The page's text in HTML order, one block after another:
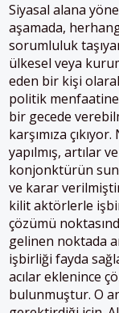
Siyasal alana
aşamada,
sorumluluk
ülkesel veya
eden bir kişi
politik
bir gecede
karşımıza
yapılmış, artılar
konjonktürün
ve karar
kilit aktörlerle
çözümü
gelinen noktada
işbirliği fayda
acılar eklenince
bulunmuştur. O